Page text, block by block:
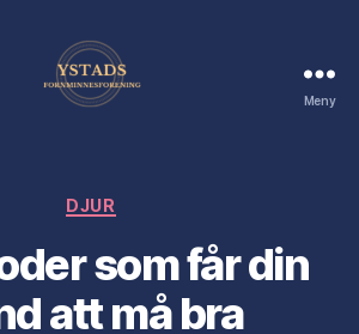
Meny
Kategorier
DJUR
som får din
att må bra